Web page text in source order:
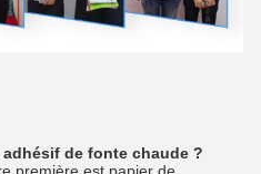
de fonte chaude ?
première est papier de